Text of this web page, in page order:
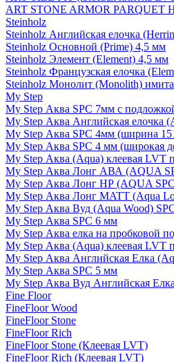
ART STONE ARMOR PARQUET
Steinholz
Steinholz Английская елочка
Steinholz Основной (Prime) 4,5 мм
Steinholz Элемент (Element) 4,5 мм
Steinholz Французская елочка
Steinholz Монолит (Monolith)
My Step
My Step Аква SPC 7мм c
My Step Аква Английская елочка
My Step Аква SPC 4мм (ширина
My Step Аква SPC 4 мм (широкая
My Step Аква (Aqua) клеевая LVT
My Step Аква Лонг АВА (AQUA
My Step Аква Лонг НР (AQUA
My Step Аква Лонг MATT (Aqua
My Step Аква Вуд (Aqua Wood)
My Step Аква SPC 6 мм
My Step Аква елка на пробковой
My Step Аква (Aqua) клеевая LVT
My Step Аква Английская Елка
My Step Аква SPC 5 мм
My Step Аква Вуд Английская
Fine Floor
FineFloor Wood
FineFloor Stone
FineFloor Rich
FineFloor Stone (Клеевая LVT)
FineFloor Rich (Клеевая LVT)